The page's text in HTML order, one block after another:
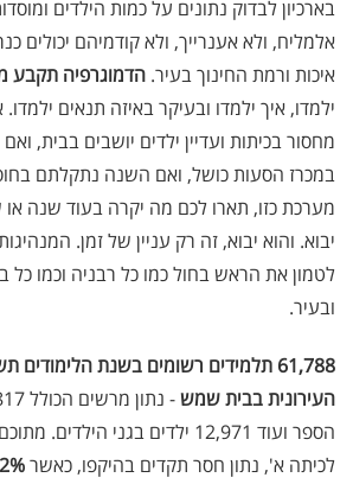
בארכיון לבדוק נתונים על כמות הילדים
אלמליח, ולא אענרייך, ולא קודמיהם יכולים
איכות ורמת החינוך בעיר. הדמוגרפיה תקבע
ילמדו, איך ילמדו ובעיקר באיזה תנאים
מחסור בכיתות ועדיין ילדים יושבים בבית,
במכרז הסעות כושל, ואם השנה נתקלתם
מערכת כזו, תארו לכם מה יקרה בעוד שנה
יבוא. והוא יבוא, זה רק עניין של זמן.
לטמון את הראש בחול כמו כל רבניה וכמו
ובעיר.
61,788 תלמידים רשומים בשנת
העירונית בבית שמש
לכיתה א', נתון חסר תקדים בהיקפו, כאשר